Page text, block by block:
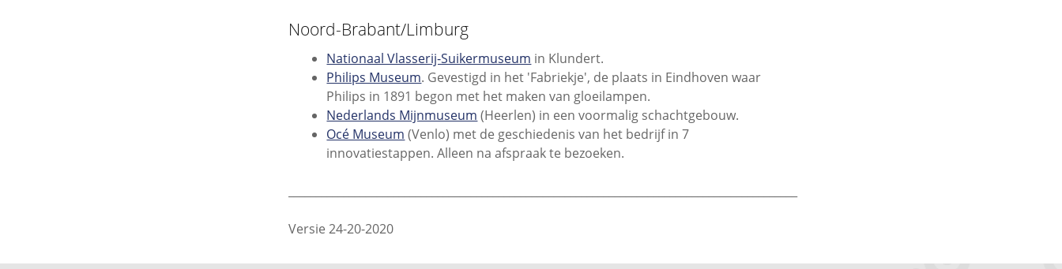
Noord-Brabant/Limburg
Nationaal Vlasserij-Suikermuseum in Klundert.
Philips Museum. Gevestigd in het 'Fabriekje', de plaats in Eindhoven waar
Philips in 1891 begon met het maken van gloeilampen.
Nederlands Mijnmuseum (Heerlen) in een voormalig schachtgebouw.
Océ Museum (Venlo) met de geschiedenis van het bedrijf in 7
innovatiestappen. Alleen na afspraak te bezoeken.
Versie 24-20-2020